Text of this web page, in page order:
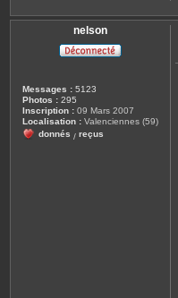
nelson
Messages : 5123
Photos : 295
Inscription : 09 Mars 2007
Localisation : Valenciennes (59)
donnés / reçus